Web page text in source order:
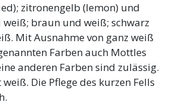
zitronengelb (lemon) und
braun und weiß; schwarz
Mit Ausnahme von ganz weiß
Farben auch Mottles
anderen Farben sind zulässig.
Die Pflege des kurzen Fells